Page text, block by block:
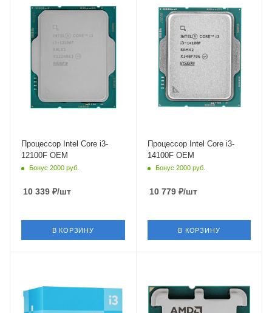
Ядро
Intel Alder Lake-S
Максимальная частота в
турбо режиме
4.3 ГГц
Встроенный контроллер
PCI Express
PCIe 5.0
Процессор Intel Core i3-
12100F OEM
Бонус 2000 руб.
10 339 ₽/шт
В КОРЗИНУ
Ядро
Intel Raptor Lake-R
Максимальная частота в
турбо режиме
4.7 ГГц
Встроенный контроллер
PCI Express
PCIe 5.0
Процессор Intel Core i3-
14100F OEM
Бонус 2000 руб.
10 779₽/шт
В КОРЗИНУ
Ядро
Intel Alder Lake-S
Ядро
AMD Raphael